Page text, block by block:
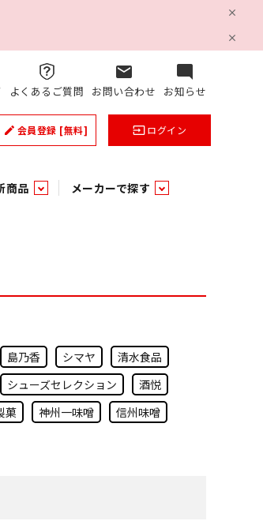
よくあるご質問
mail
お問い合わせ
mode_comment
お知らせ
create 会員登録 [無料] inputログイン
スポーツ用品
家庭補修
すべての雑貨
商品 メーカーで探す
島乃香 シマヤ
清水食品
シューズセレクション
酒悦
菓 神州一味噌
信州味噌